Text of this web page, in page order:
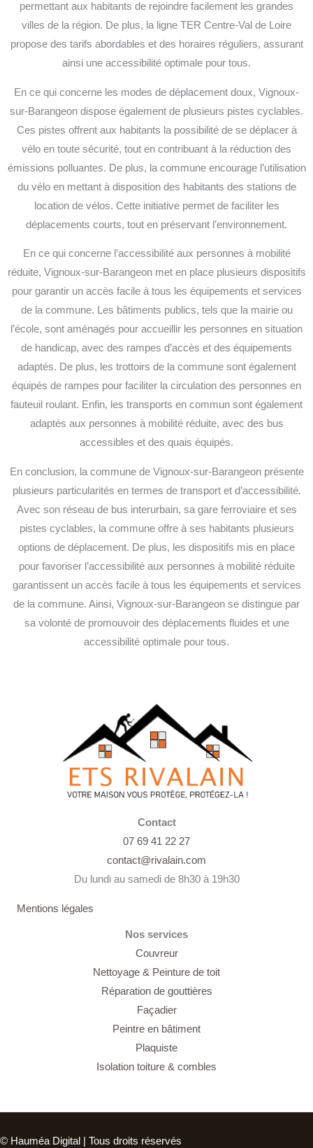
permettant aux habitants de rejoindre facilement les grandes
villes de la région. De plus, la ligne TER Centre-Val de Loire
propose des tarifs abordables et des horaires réguliers, assurant
ainsi une accessibilité optimale pour tous.
En ce qui concerne les modes de déplacement doux, Vignoux-
sur-Barangeon dispose également de plusieurs pistes cyclables.
Ces pistes offrent aux habitants la possibilité de se déplacer à
vélo en toute sécurité, tout en contribuant à la réduction des
émissions polluantes. De plus, la commune encourage l’utilisation
du vélo en mettant à disposition des habitants des stations de
location de vélos. Cette initiative permet de faciliter les
déplacements courts, tout en préservant l’environnement.
En ce qui concerne l’accessibilité aux personnes à mobilité
réduite, Vignoux-sur-Barangeon met en place plusieurs dispositifs
pour garantir un accès facile à tous les équipements et services
de la commune. Les bâtiments publics, tels que la mairie ou
l’école, sont aménagés pour accueillir les personnes en situation
de handicap, avec des rampes d’accès et des équipements
adaptés. De plus, les trottoirs de la commune sont également
équipés de rampes pour faciliter la circulation des personnes en
fauteuil roulant. Enfin, les transports en commun sont également
adaptés aux personnes à mobilité réduite, avec des bus
accessibles et des quais équipés.
En conclusion, la commune de Vignoux-sur-Barangeon présente
plusieurs particularités en termes de transport et d’accessibilité.
Avec son réseau de bus interurbain, sa gare ferroviaire et ses
pistes cyclables, la commune offre à ses habitants plusieurs
options de déplacement. De plus, les dispositifs mis en place
pour favoriser l’accessibilité aux personnes à mobilité réduite
garantissent un accès facile à tous les équipements et services
de la commune. Ainsi, Vignoux-sur-Barangeon se distingue par
sa volonté de promouvoir des déplacements fluides et une
accessibilité optimale pour tous.
Contact
07 69 41 22 27
contact@rivalain.com
Du lundi au samedi de 8h30 à 19h30
Mentions légales
Nos services
Couvreur
Nettoyage & Peinture de toit
Réparation de gouttières
Façadier
Peintre en bâtiment
Plaquiste
Isolation toiture & combles
© Hauméa Digital | Tous droits réservés